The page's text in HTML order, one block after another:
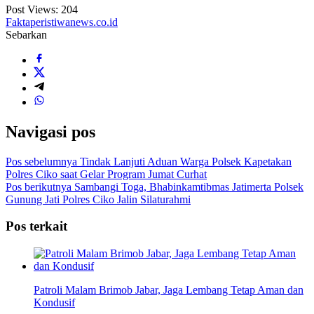
Post Views: 204
Faktaperistiwanews.co.id
Sebarkan
Navigasi pos
Pos sebelumnya Tindak Lanjuti Aduan Warga Polsek Kapetakan
Polres Ciko saat Gelar Program Jumat Curhat
Pos berikutnya Sambangi Toga, Bhabinkamtibmas Jatimerta Polsek
Gunung Jati Polres Ciko Jalin Silaturahmi
Pos terkait
Patroli Malam Brimob Jabar, Jaga Lembang Tetap Aman dan
Kondusif